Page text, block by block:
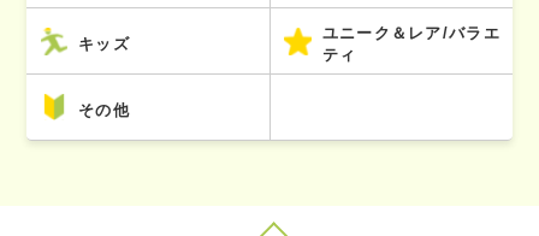
キッズ
ユニーク＆レア/バラエ
ティ
その他